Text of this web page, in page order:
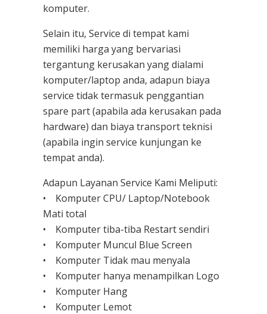
komputer.
Selain itu, Service di tempat kami
memiliki harga yang bervariasi
tergantung kerusakan yang dialami
komputer/laptop anda, adapun biaya
service tidak termasuk penggantian
spare part (apabila ada kerusakan pada
hardware) dan biaya transport teknisi
(apabila ingin service kunjungan ke
tempat anda).
Adapun Layanan Service Kami Meliputi:
• Komputer CPU/ Laptop/Notebook
Mati total
• Komputer tiba-tiba Restart sendiri
• Komputer Muncul Blue Screen
• Komputer Tidak mau menyala
• Komputer hanya menampilkan Logo
• Komputer Hang
• Komputer Lemot